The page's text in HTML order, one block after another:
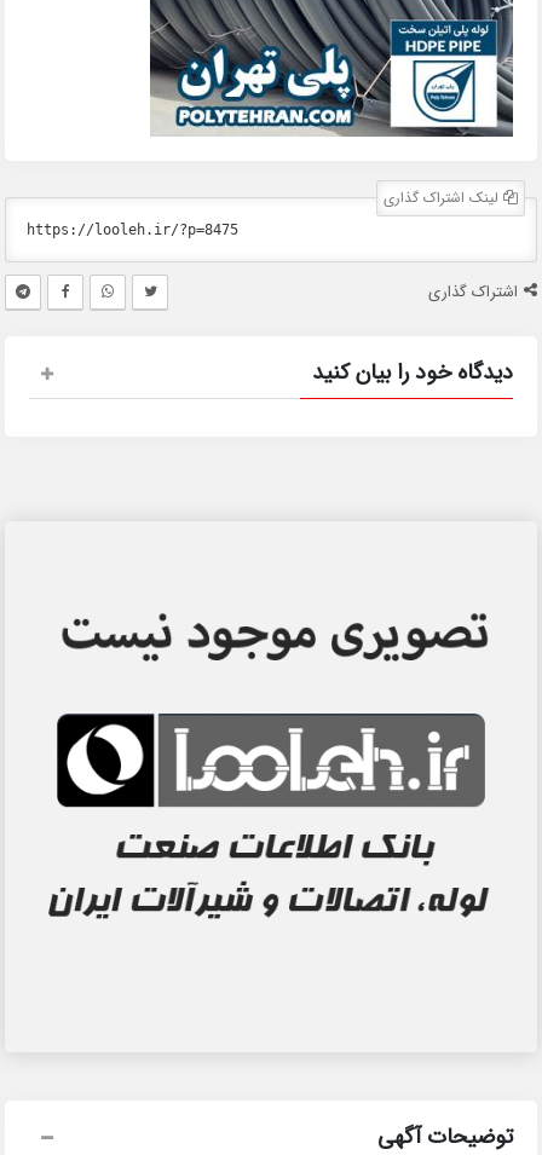
لینک اشتراک گذاری
اشتراک گذاری
دیدگاه خود را بیان کنید
توضیحات آگهی